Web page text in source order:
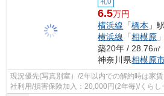
6.5万円
横浜線 「橋本 」
横浜線 「相模原
築20年 / 28.76㎡
神奈川県相模原
現況優先(写真別室）/2年以内での解約時は家
社利用/損害保険加入：20,000円(2年毎)/くらし